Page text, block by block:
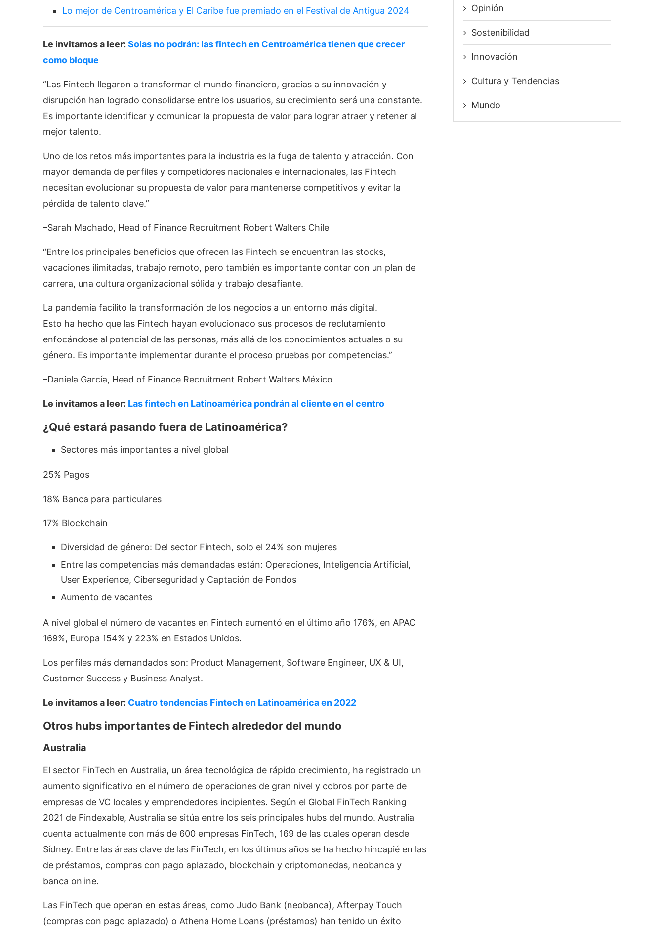
Lo mejor de Centroamérica y El Caribe fue premiado en el Festival de Antigua 2024
Le invitamos a leer: Solas no podrán: las fintech en Centroamérica tienen que crecer
como bloque
“Las Fintech llegaron a transformar el mundo financiero, gracias a su innovación y
disrupción han logrado consolidarse entre los usuarios, su crecimiento será una constante.
Es importante identificar y comunicar la propuesta de valor para lograr atraer y retener al
mejor talento.
Uno de los retos más importantes para la industria es la fuga de talento y atracción. Con
mayor demanda de perfiles y competidores nacionales e internacionales, las Fintech
necesitan evolucionar su propuesta de valor para mantenerse competitivos y evitar la
pérdida de talento clave.”
–Sarah Machado, Head of Finance Recruitment Robert Walters Chile
“Entre los principales beneficios que ofrecen las Fintech se encuentran las stocks,
vacaciones ilimitadas, trabajo remoto, pero también es importante contar con un plan de
carrera, una cultura organizacional sólida y trabajo desafiante.
La pandemia facilito la transformación de los negocios a un entorno más digital.
Esto ha hecho que las Fintech hayan evolucionado sus procesos de reclutamiento
enfocándose al potencial de las personas, más allá de los conocimientos actuales o su
género. Es importante implementar durante el proceso pruebas por competencias.”
–Daniela García, Head of Finance Recruitment Robert Walters México
Le invitamos a leer: Las fintech en Latinoamérica pondrán al cliente en el centro
¿Qué estará pasando fuera de Latinoamérica?
Sectores más importantes a nivel global
25% Pagos
18% Banca para particulares
17% Blockchain
Diversidad de género: Del sector Fintech, solo el 24% son mujeres
Entre las competencias más demandadas están: Operaciones, Inteligencia Artificial,
User Experience, Ciberseguridad y Captación de Fondos
Aumento de vacantes
A nivel global el número de vacantes en Fintech aumentó en el último año 176%, en APAC
169%, Europa 154% y 223% en Estados Unidos.
Los perfiles más demandados son: Product Management, Software Engineer, UX & UI,
Customer Success y Business Analyst.
Le invitamos a leer: Cuatro tendencias Fintech en Latinoamérica en 2022
Otros hubs importantes de Fintech alrededor del mundo
Australia
El sector FinTech en Australia, un área tecnológica de rápido crecimiento, ha registrado un
aumento significativo en el número de operaciones de gran nivel y cobros por parte de
empresas de VC locales y emprendedores incipientes. Según el Global FinTech Ranking
2021 de Findexable, Australia se sitúa entre los seis principales hubs del mundo. Australia
cuenta actualmente con más de 600 empresas FinTech, 169 de las cuales operan desde
Sídney. Entre las áreas clave de las FinTech, en los últimos años se ha hecho hincapié en las
de préstamos, compras con pago aplazado, blockchain y criptomonedas, neobanca y
banca online.
Las FinTech que operan en estas áreas, como Judo Bank (neobanca), Afterpay Touch
(compras con pago aplazado) o Athena Home Loans (préstamos) han tenido un éxito
Opinión
Sostenibilidad
Innovación
⁠Cultura y Tendencias
Mundo